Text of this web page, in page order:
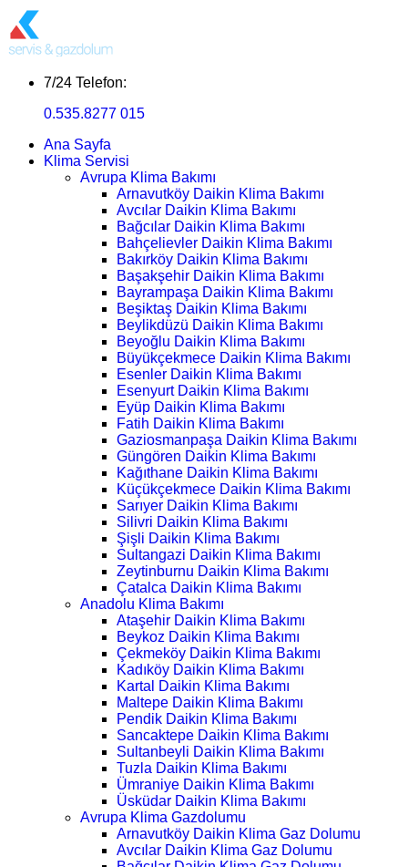
7/24 Telefon:
0.535.8277 015
Ana Sayfa
Klima Servisi
Avrupa Klima Bakımı
Arnavutköy Daikin Klima Bakımı
Avcılar Daikin Klima Bakımı
Bağcılar Daikin Klima Bakımı
Bahçelievler Daikin Klima Bakımı
Bakırköy Daikin Klima Bakımı
Başakşehir Daikin Klima Bakımı
Bayrampaşa Daikin Klima Bakımı
Beşiktaş Daikin Klima Bakımı
Beylikdüzü Daikin Klima Bakımı
Beyoğlu Daikin Klima Bakımı
Büyükçekmece Daikin Klima Bakımı
Esenler Daikin Klima Bakımı
Esenyurt Daikin Klima Bakımı
Eyüp Daikin Klima Bakımı
Fatih Daikin Klima Bakımı
Gaziosmanpaşa Daikin Klima Bakımı
Güngören Daikin Klima Bakımı
Kağıthane Daikin Klima Bakımı
Küçükçekmece Daikin Klima Bakımı
Sarıyer Daikin Klima Bakımı
Silivri Daikin Klima Bakımı
Şişli Daikin Klima Bakımı
Sultangazi Daikin Klima Bakımı
Zeytinburnu Daikin Klima Bakımı
Çatalca Daikin Klima Bakımı
Anadolu Klima Bakımı
Ataşehir Daikin Klima Bakımı
Beykoz Daikin Klima Bakımı
Çekmeköy Daikin Klima Bakımı
Kadıköy Daikin Klima Bakımı
Kartal Daikin Klima Bakımı
Maltepe Daikin Klima Bakımı
Pendik Daikin Klima Bakımı
Sancaktepe Daikin Klima Bakımı
Sultanbeyli Daikin Klima Bakımı
Tuzla Daikin Klima Bakımı
Ümraniye Daikin Klima Bakımı
Üsküdar Daikin Klima Bakımı
Avrupa Klima Gazdolumu
Arnavutköy Daikin Klima Gaz Dolumu
Avcılar Daikin Klima Gaz Dolumu